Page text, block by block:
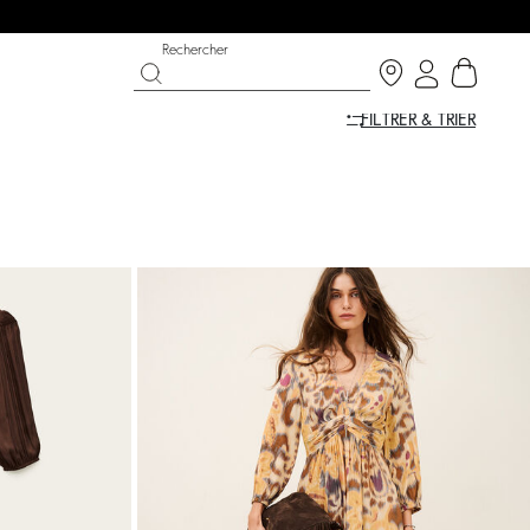
now
COLLECTION CÉRÉMONIE
BÉE X BA&SH
Rechercher
FILTRER & TRIER